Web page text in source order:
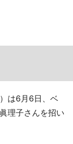
は6月6日、ベ
理子さんを招い